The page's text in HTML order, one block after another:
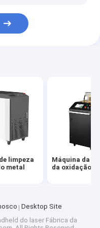
limpeza
metal
Máquina da
da oxidação
Desktop Site
do laser Fábrica da